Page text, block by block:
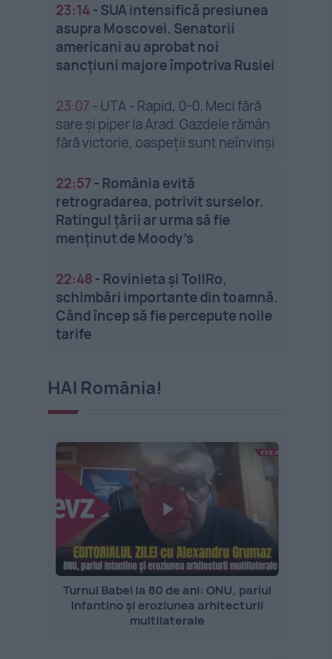
23:14- SUA intensifică presiunea
asupra Moscovei. Senatorii
americani au aprobat noi
sancțiuni majore împotriva Rusiei
23:07 - UTA - Rapid, 0-0. Meci fără
sare și piper la Arad. Gazdele rămân
fără victorie, oaspeții sunt neînvinși
22:57 - România evită
retrogradarea, potrivit surselor.
Ratingul țării ar urma să fie
menținut de Moody’s
22:48 - Rovinieta și TollRo,
schimbări importante din toamnă.
Când încep să fie percepute noile
tarife
HAI România!
Turnul Babel la 80 de ani: ONU, pariul
Infantino și eroziunea arhitecturii
multilaterale